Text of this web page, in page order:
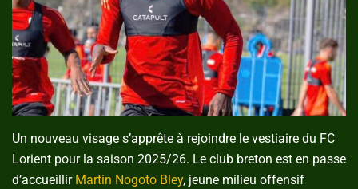
Un nouveau visage s’apprête à rejoindre le vestiaire du FC
Lorient pour la saison 2025/26. Le club breton est en passe
d’accueillir Martin Nogoto Bley, jeune milieu offensif